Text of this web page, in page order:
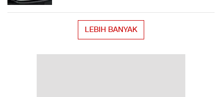
LEBIH BANYAK